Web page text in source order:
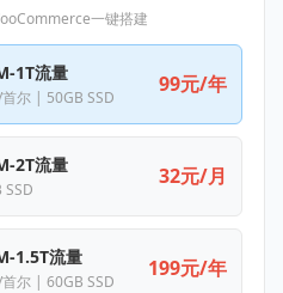
一键搭建
1T流量
尔 | 50GB SSD
99元/年
2T流量 32元/月
1.5T流量
尔 | 60GB SSD
199元/年